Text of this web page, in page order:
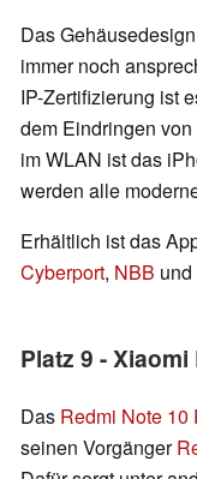
Das
immer noch
IP-Zertifizierung ist
dem Eindringen
im WLAN ist das
werden alle
Erhältlich ist das
Cyberport, NBB und
Platz 9 -
Das Redmi Note 10
seinen Vorgänger